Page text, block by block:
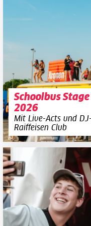
Schoolbus
2026
Mit Live-Acts und
Raiffeisen Club